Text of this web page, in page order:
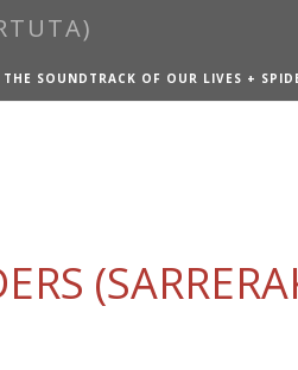
THE SOUNDTRACK OF OUR LIVES +